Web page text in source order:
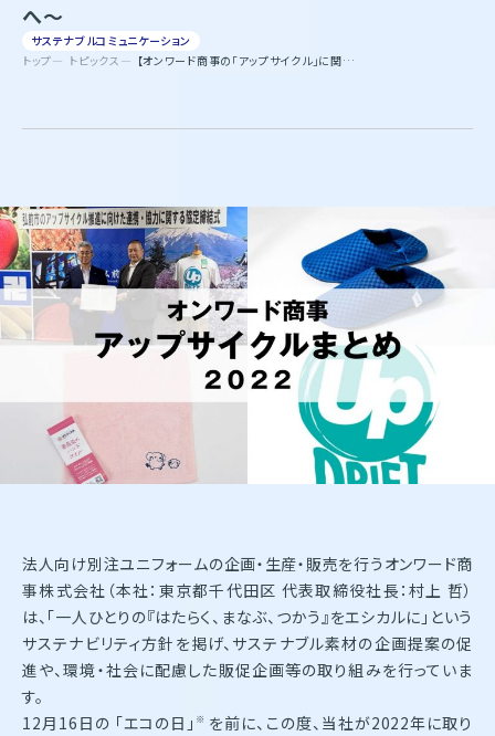
サステナビリティ
企業情報
オンワードパーソナルスタイル
〒102－8115
東京都千代田区飯田橋二丁目10－10
TEL：03-5226-1333
Copyright(C)2025 Onward Corporate Design CO., Ltd.
個人情報保護方針
電子公告（2024年3月28日以前）
トップ トピックス 【オンワード商事の「アップサイクル」に関する2022年の取り組み】 自治体連携でゴミを制服へ、コロナ禍のフラワーロス対策、ANAシートをスリッパに 〜60年のモノづくり知見や企画提案力、国内外の生産者ネットワークを活かし廃棄削減へ〜
へ〜
サステナブルコミュニケーション
法人向け別注ユニフォームの企画・生産・販売を行うオンワード商
事株式会社（本社：東京都千代田区 代表取締役社長：村上 哲）
は、「一人ひとりの『はたらく、まなぶ、つかう』をエシカルに」という
サステナビリティ方針を掲げ、サステナブル素材の企画提案の促
進や、環境・社会に配慮した販促企画等の取り組みを行っていま
す。
12月16日の 「エコの日」 ※ を前に、この度、当社が2022年に取り